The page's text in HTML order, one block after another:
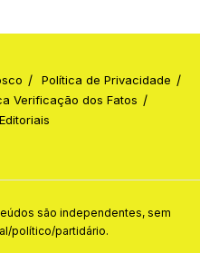
Política de Privacidade
Verificação dos Fatos
são independentes, sem
político/partidário.